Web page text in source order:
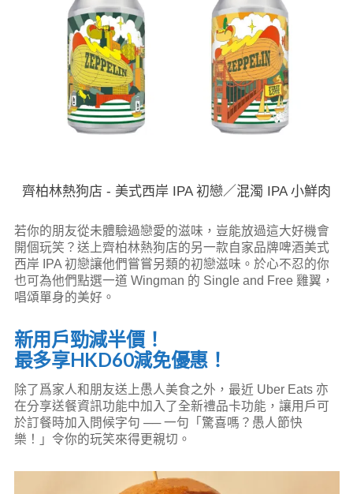
齊柏林熱狗店 - 美式西岸 IPA 初戀／混濁 IPA 小鮮肉
若你的朋友從未體驗過戀愛的滋味，豈能放過這大好機會
開個玩笑？送上齊柏林熱狗店的另一款自家品牌啤酒美式
西岸 IPA 初戀讓他們嘗嘗另類的初戀滋味。於心不忍的你
也可為他們點選一道 Wingman 的 Single and Free 雞翼，
唱頌單身的美好。
新用戶勁減半價！
最多享HKD60減免優惠！
除了爲家人和朋友送上愚人美食之外，最近 Uber Eats 亦
在分享送餐資訊功能中加入了全新禮品卡功能，讓用戶可
於訂餐時加入問候字句 ── 一句「驚喜嗎？愚人節快
樂！」令你的玩笑來得更親切。